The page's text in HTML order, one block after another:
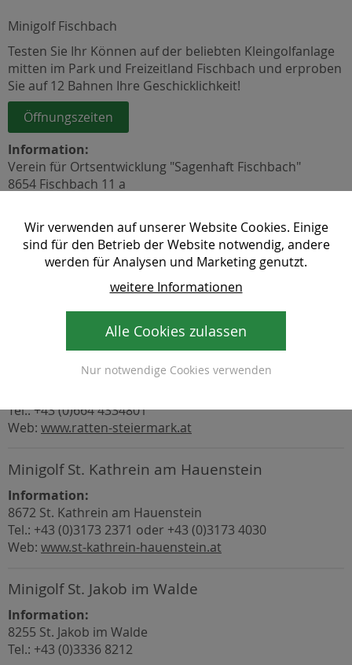
Minigolf Fischbach
Testen Sie Ihr Können auf der beliebten Kleingolfanlage
mitten im Park und Freizeitland Fischbach und erproben
Sie auf 12 Bahnen Ihre Geschicklichkeit!
Öffnungszeiten
Information:
Verein für Ortsentwicklung "Sagenhaft Fischbach"
8654 Fischbach 11 a
Web:
www.fischbach.co.at
Mail:tourismus (at) fischbach.steiermark. at
Minigolf Ratten
Öffnungszeiten
Beatrix Dampfhofer
Tel.: +43 (0)664 4334801
Web: www.ratten-steiermark.at
Minigolf St. Kathrein am Hauenstein
Information:
8672 St. Kathrein am Hauenstein
Tel.: +43 (0)3173 2371 oder +43 (0)3173 4030
Web: www.st-kathrein-hauenstein.at
Minigolf St. Jakob im Walde
Information:
8255 St. Jakob im Walde
Tel.: +43 (0)3336 8212
Wir verwenden auf unserer Website Cookies. Einige
sind für den Betrieb der Website notwendig, andere
werden für Analysen und Marketing genutzt.
weitere Informationen
Alle Cookies zulassen
Nur notwendige Cookies verwenden